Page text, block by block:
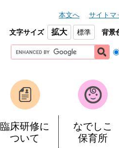
本文へ サイトマ
文字サイズ 拡大 標準 背景
G
o
e
ス
タ
ム
臨床研修に
ついて
なでしこ
保育所